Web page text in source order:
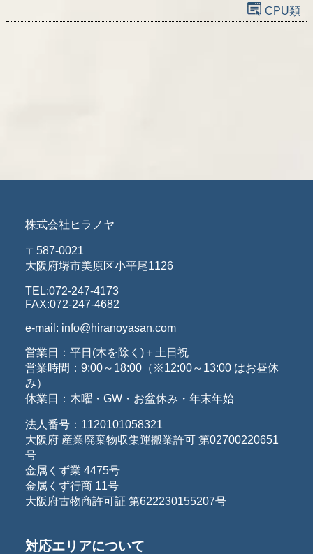
CPU類
株式会社ヒラノヤ
〒587-0021
大阪府堺市美原区小平尾1126
TEL:072-247-4173
FAX:072-247-4682
e-mail: info@hiranoyasan.com
営業日：平日(木を除く)＋土日祝
営業時間：9:00～18:00（※12:00～13:00 はお昼休
み）
休業日：木曜・GW・お盆休み・年末年始
法人番号：1120101058321
大阪府 産業廃棄物収集運搬業許可 第02700220651
号
金属くず業 4475号
金属くず行商 11号
大阪府古物商許可証 第622230155207号
対応エリアについて